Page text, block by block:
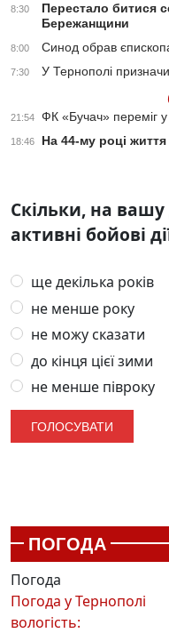
8:30
Перестало битися
Бережанщини
8:00 Синод обрав
7:30 У Тернополі
21:54 ФК «Бучач» переміг
18:46 На 44-му році
Скільки, на
активні бойові
ще декілька років
не менше року
не можу сказати
до кінця цієї зими
не менше півроку
ПОГОДА
Погода
Погода уТернополі
вологість: